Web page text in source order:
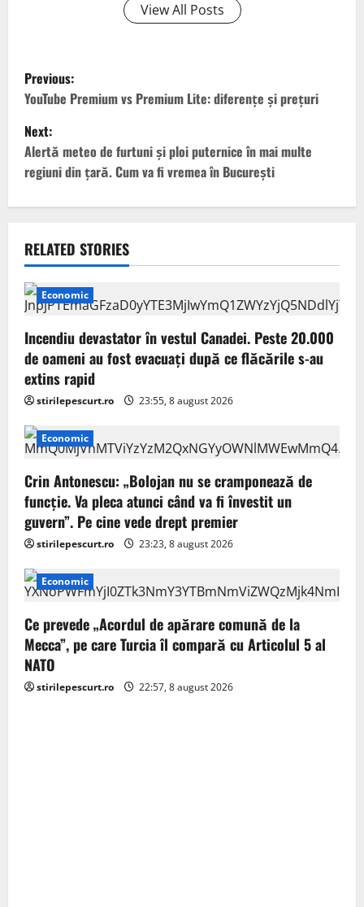
View All Posts
P
o
s
t
n
a
v
i
g
a
t
i
o
n
Previous:
YouTube Premium vs Premium Lite: diferențe și prețuri
Next:
Alertă meteo de furtuni și ploi puternice în mai multe
regiuni din țară. Cum va fi vremea în București
RELATED STORIES
Economic
Incendiu devastator în vestul Canadei. Peste 20.000
de oameni au fost evacuați după ce flăcările s-au
extins rapid
stirilepescurt.ro 23:55, 8 august 2026
Economic
Crin Antonescu: „Bolojan nu se cramponează de
funcție. Va pleca atunci când va fi învestit un
guvern”. Pe cine vede drept premier
stirilepescurt.ro 23:23, 8 august 2026
Economic
Ce prevede „Acordul de apărare comună de la
Mecca”, pe care Turcia îl compară cu Articolul 5 al
NATO
stirilepescurt.ro 22:57, 8 august 2026